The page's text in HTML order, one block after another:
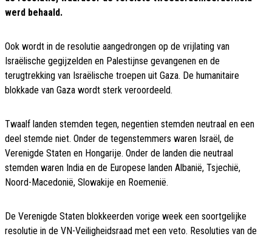
werd behaald.
Ook wordt in de resolutie aangedrongen op de vrijlating van
Israëlische gegijzelden en Palestijnse gevangenen en de
terugtrekking van Israëlische troepen uit Gaza. De humanitaire
blokkade van Gaza wordt sterk veroordeeld.
Twaalf landen stemden tegen, negentien stemden neutraal en een
deel stemde niet. Onder de tegenstemmers waren Israël, de
Verenigde Staten en Hongarije. Onder de landen die neutraal
stemden waren India en de Europese landen Albanië, Tsjechië,
Noord-Macedonië, Slowakije en Roemenië.
De Verenigde Staten blokkeerden vorige week een soortgelijke
resolutie in de VN-Veiligheidsraad met een veto. Resoluties van de